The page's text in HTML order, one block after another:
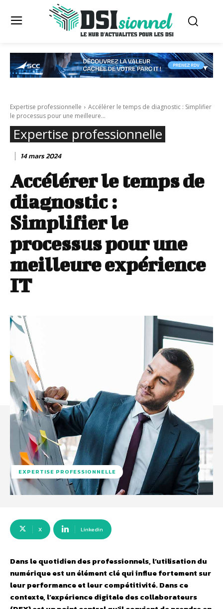
Expertise professionnelle
Accélérer le temps de diagnostic : Simplifier
le processus pour une meilleure...
Expertise professionnelle
14 mars 2024
Accélérer le temps de
diagnostic :
Simplifier le
processus pour une
meilleure expérience
IT
EXPERTISE PROFESSIONNELLE
X Linkedin
Dans le quotidien des professionnels, l’utilisation du
numérique est un élément clé qui influe fortement sur
leur performance et leur compétitivité. Dans ce
contexte, l’expérience digitale des collaborateurs